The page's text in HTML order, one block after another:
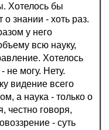
Хотелось бы
о знании - хоть раз.
у него
всю науку,
Хотелось
не могу. Нету.
видение всего
а наука - только о
честно говоря,
- суть